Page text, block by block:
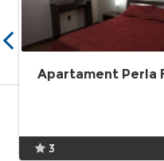
Apartament Perla
3